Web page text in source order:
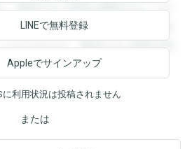
。登録すると回答を閲覧することが
答を閲覧することができます。登録
とができます。登録すると回答を閲
LINEで無料登録
Appleでサインアップ
利用状況は投稿されません
または